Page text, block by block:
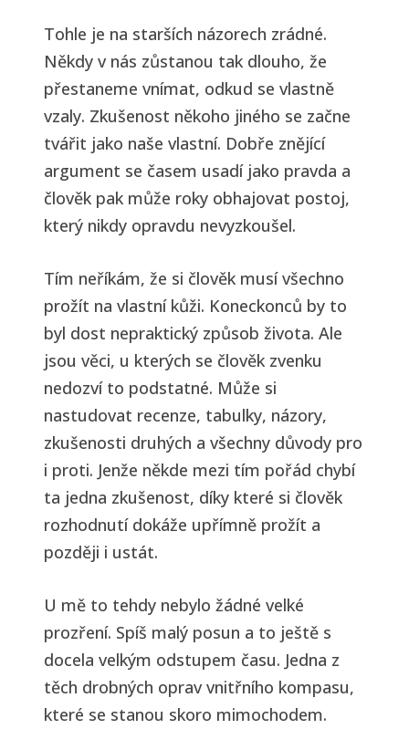
Tohle je na starších názorech zrádné.
Někdy v nás zůstanou tak dlouho, že
přestaneme vnímat, odkud se vlastně
vzaly. Zkušenost někoho jiného se začne
tvářit jako naše vlastní. Dobře znějící
argument se časem usadí jako pravda a
člověk pak může roky obhajovat postoj,
který nikdy opravdu nevyzkoušel.
Tím neříkám, že si člověk musí všechno
prožít na vlastní kůži. Koneckonců by to
byl dost nepraktický způsob života. Ale
jsou věci, u kterých se člověk zvenku
nedozví to podstatné. Může si
nastudovat recenze, tabulky, názory,
zkušenosti druhých a všechny důvody pro
i proti. Jenže někde mezi tím pořád chybí
ta jedna zkušenost, díky které si člověk
rozhodnutí dokáže upřímně prožít a
později i ustát.
U mě to tehdy nebylo žádné velké
prozření. Spíš malý posun a to ještě s
docela velkým odstupem času. Jedna z
těch drobných oprav vnitřního kompasu,
které se stanou skoro mimochodem.